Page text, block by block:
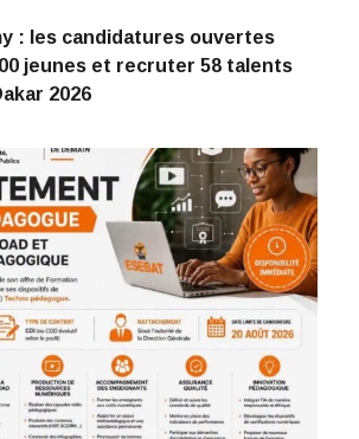
: les candidatures ouvertes
jeunes et recruter 58 talents
2026